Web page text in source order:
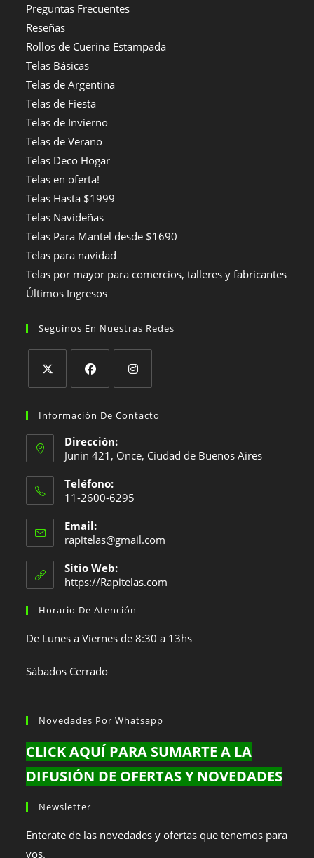
Preguntas Frecuentes
Reseñas
Rollos de Cuerina Estampada
Telas Básicas
Telas de Argentina
Telas de Fiesta
Telas de Invierno
Telas de Verano
Telas Deco Hogar
Telas en oferta!
Telas Hasta $1999
Telas Navideñas
Telas Para Mantel desde $1690
Telas para navidad
Telas por mayor para comercios, talleres y fabricantes
Últimos Ingresos
Seguinos En Nuestras Redes
abre
en
una
nueva
pestaña
abre
una
pestaña
abre
una
pestaña
Información De Contacto
Dirección:
Junin 421, Once, Ciudad de Buenos Aires
Teléfono:
11-2600-6295
abre
en
tu
aplicación
Email:
rapitelas@gmail.com
aplicación
Sitio Web:
https://Rapitelas.com
Horario De Atención
De Lunes a Viernes de 8:30 a 13hs
Sábados Cerrado
Novedades Por Whatsapp
CLICK AQUÍ PARA SUMARTE A LA
DIFUSIÓN DE OFERTAS Y NOVEDADES
Newsletter
Enterate de las novedades y ofertas que tenemos para
vos.